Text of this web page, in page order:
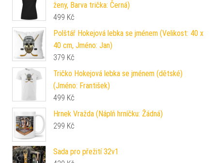
ženy, Barva trička: Černá)
499 Kč
Polštář Hokejová lebka se jménem (Velikost: 40 x
40 cm, Jméno: Jan)
379 Kč
Tričko Hokejová lebka se jménem (dětské)
(Jméno: František)
499 Kč
Hrnek Vražda (Náplň hrníčku: Žádná)
299 Kč
Sada pro přežití 32v1